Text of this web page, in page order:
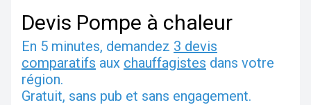
Devis Pompe à chaleur
En 5 minutes, demandez 3 devis
comparatifs aux chauffagistes dans votre
région.
Gratuit, sans pub et sans engagement.